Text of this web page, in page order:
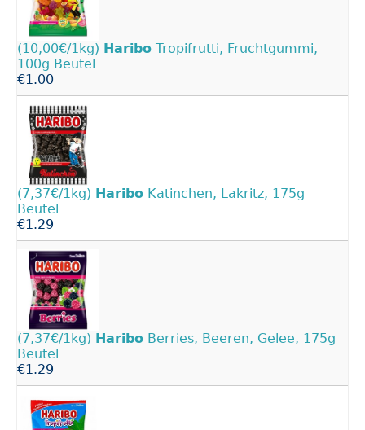
(10,00€/1kg) Haribo Tropifrutti, Fruchtgummi,
100g Beutel
€1.00
(7,37€/1kg) Haribo Katinchen, Lakritz, 175g
Beutel
€1.29
(7,37€/1kg) Haribo Berries, Beeren, Gelee, 175g
Beutel
€1.29